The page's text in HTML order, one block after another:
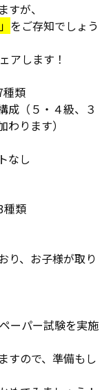
すが、
をご存知でしょう
アします！
類
成（５・４級、３
ります）
なし
種類
り、お子様が取り
ーパー試験を実施
すので、準備もし